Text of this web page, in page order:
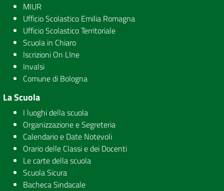
MIUR
Ufficio Scolastico Emilia Romagna
Ufficio Scolastico Territoriale
Scuola in Chiaro
Iscrizioni On LIne
Invalsi
Comune di Bologna
La Scuola
I luoghi della scuola
Organizzazione e Segreteria
Calendario e Date Notevoli
Orario delle Classi e dei Docenti
Le carte della scuola
Scuola Sicura
Bacheca Sindacale